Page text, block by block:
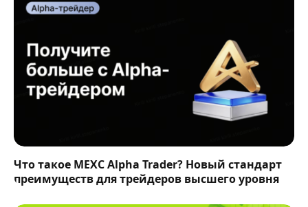
Что такое MEXC Alpha Trader? Новый стандарт
преимуществ для трейдеров высшего уровня